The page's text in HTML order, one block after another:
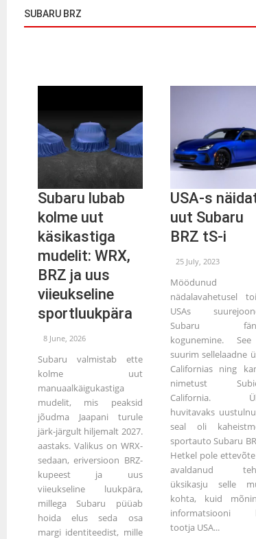
SUBARU BRZ
Subaru lubab
kolme uut
käsikastiga
mudelit: WRX,
BRZ ja uus
viieukseline
sportluukpära
8 June, 2026
Subaru valmistab ette
kolme uut
manuaalkäigukastiga
mudelit, mis peaksid
jõudma Jaapani turule
järk-järgult hiljemalt 2027.
aastaks. Valikus on WRX-
sedaan, eriversioon BRZ-
kupeest ja uus
viieukseline luukpära,
millega Subaru püüab
hoida elus seda osa
margi identiteedist, mille
USA-s
uut Subaru
BRZ tS-i
25 July, 2023
Möödunud
nädalavahetusel
USAs
Subaru
kogunemine.
suurim sellelaadne
Californias ning
nimetust
California.
huvitavaks
seal oli
sportauto Subaru
Hetkel pole
avaldanud
üksikasju selle
kohta, kuid
informatsiooni
tootja USA...